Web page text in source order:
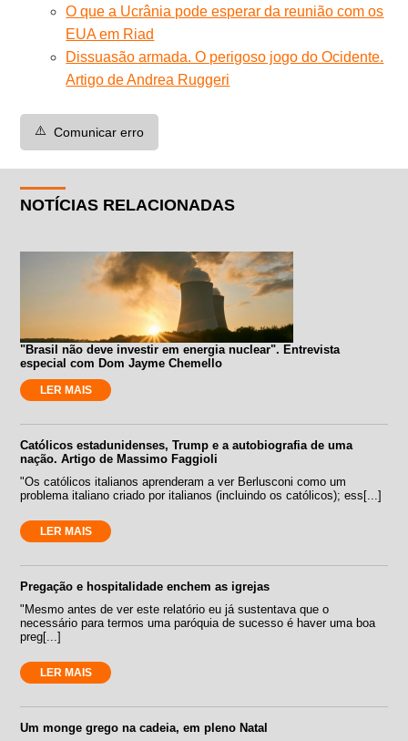
O que a Ucrânia pode esperar da reunião com os
EUA em Riad
Dissuasão armada. O perigoso jogo do Ocidente.
Artigo de Andrea Ruggeri
⚠️ Comunicar erro
NOTÍCIAS RELACIONADAS
"Brasil não deve investir em energia nuclear". Entrevista
especial com Dom Jayme Chemello
LER MAIS
Católicos estadunidenses, Trump e a autobiografia de uma
nação. Artigo de Massimo Faggioli
"Os católicos italianos aprenderam a ver Berlusconi como um
problema italiano criado por italianos (incluindo os católicos); ess[...]
LER MAIS
Pregação e hospitalidade enchem as igrejas
"Mesmo antes de ver este relatório eu já sustentava que o
necessário para termos uma paróquia de sucesso é haver uma boa
preg[...]
LER MAIS
Um monge grego na cadeia, em pleno Natal